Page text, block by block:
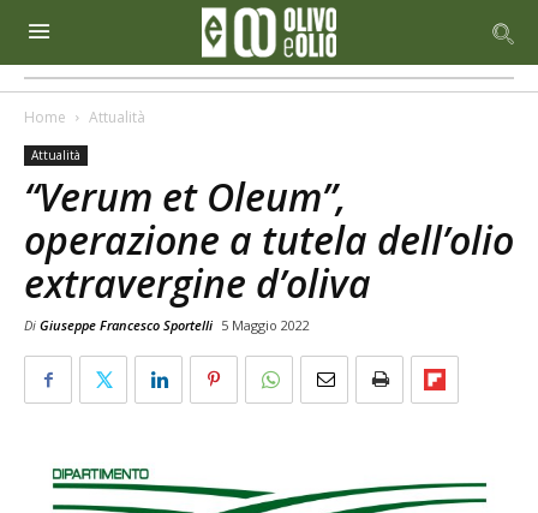
Home Attualità
Attualità
“Verum et Oleum”,
operazione a tutela dell’olio
extravergine d’oliva
Di Giuseppe Francesco Sportelli 5 Maggio 2022